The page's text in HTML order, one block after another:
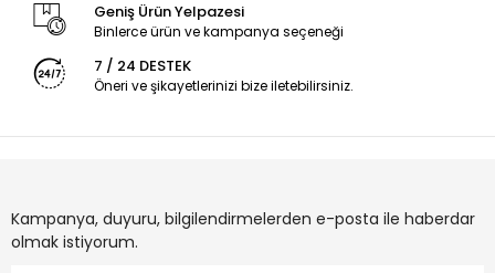
Geniş Ürün Yelpazesi
Binlerce ürün ve kampanya seçeneği
7 / 24 DESTEK
Öneri ve şikayetlerinizi bize iletebilirsiniz.
Kampanya, duyuru, bilgilendirmelerden e-posta ile haberdar
olmak istiyorum.